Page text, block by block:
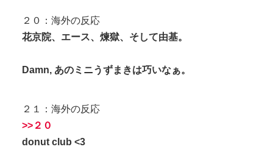
２０：海外の反応
花京院、エース、煉獄、そして由基。
Damn, あのミニうずまきは巧いなぁ。
２１：海外の反応
>>２０
donut club <3